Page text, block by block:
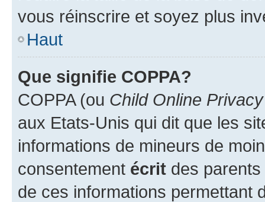
vous réinscrire et soyez plus
Haut
Que signifie COPPA?
COPPA (ou Child Online
aux Etats-Unis qui dit que les
informations de mineurs de
consentement écrit des
de ces informations permettant